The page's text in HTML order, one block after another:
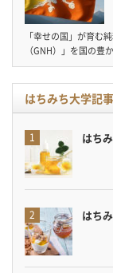
「幸せの国」が育む
（GNH）」を国の豊
はちみち大学記
はち
はち